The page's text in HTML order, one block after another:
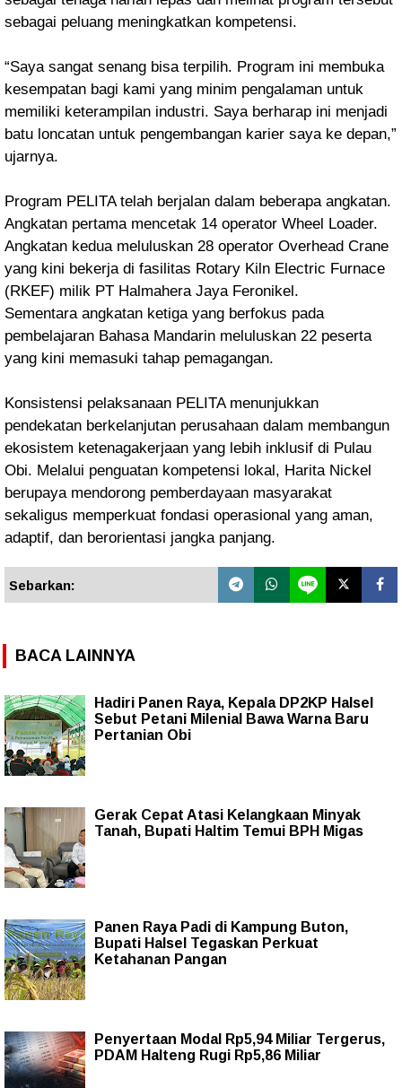
sebagai peluang meningkatkan kompetensi.
“Saya sangat senang bisa terpilih. Program ini membuka
kesempatan bagi kami yang minim pengalaman untuk
memiliki keterampilan industri. Saya berharap ini menjadi
batu loncatan untuk pengembangan karier saya ke depan,”
ujarnya.
Program PELITA telah berjalan dalam beberapa angkatan.
Angkatan pertama mencetak 14 operator Wheel Loader.
Angkatan kedua meluluskan 28 operator Overhead Crane
yang kini bekerja di fasilitas Rotary Kiln Electric Furnace
(RKEF) milik PT Halmahera Jaya Feronikel.
Sementara angkatan ketiga yang berfokus pada
pembelajaran Bahasa Mandarin meluluskan 22 peserta
yang kini memasuki tahap pemagangan.
Konsistensi pelaksanaan PELITA menunjukkan
pendekatan berkelanjutan perusahaan dalam membangun
ekosistem ketenagakerjaan yang lebih inklusif di Pulau
Obi. Melalui penguatan kompetensi lokal, Harita Nickel
berupaya mendorong pemberdayaan masyarakat
sekaligus memperkuat fondasi operasional yang aman,
adaptif, dan berorientasi jangka panjang.
Sebarkan:
BACA LAINNYA
Hadiri Panen Raya, Kepala DP2KP Halsel
Sebut Petani Milenial Bawa Warna Baru
Pertanian Obi
Gerak Cepat Atasi Kelangkaan Minyak
Tanah, Bupati Haltim Temui BPH Migas
Panen Raya Padi di Kampung Buton,
Bupati Halsel Tegaskan Perkuat
Ketahanan Pangan
Penyertaan Modal Rp5,94 Miliar Tergerus,
PDAM Halteng Rugi Rp5,86 Miliar